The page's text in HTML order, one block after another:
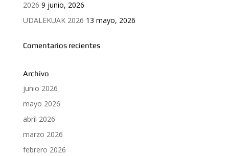
2026 9 junio, 2026
UDALEKUAK 2026 13 mayo, 2026
Comentarios recientes
Archivo
junio 2026
mayo 2026
abril 2026
marzo 2026
febrero 2026